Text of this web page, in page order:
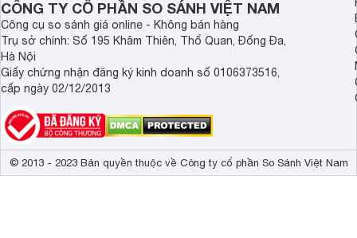
CÔNG TY CỔ PHẦN SO SÁNH VIỆT NAM
Công cụ so sánh giá online - Không bán hàng
Trụ sở chính: Số 195 Khâm Thiên, Thổ Quan, Đống Đa,
Hà Nội
Giấy chứng nhận đăng ký kinh doanh số 0106373516,
cấp ngày 02/12/2013
© 2013 - 2023 Bản quyền thuộc về Công ty cổ phần So Sánh Việt Nam